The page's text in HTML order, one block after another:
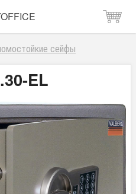
сейфы
EL